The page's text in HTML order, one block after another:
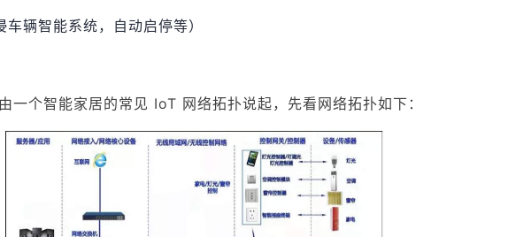
辆智能系统，自动启停等）
一个智能家居的常见 IoT 网络拓扑说起，先看网络拓扑如下：